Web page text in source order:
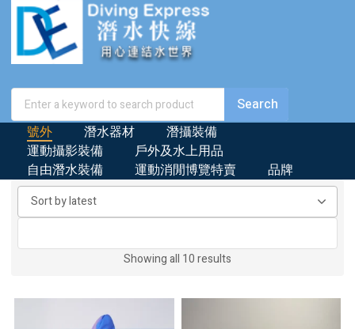
號外 潛水器材
潛攝裝備
運動攝影裝備
戶外及水上用品
自由潛水裝備
運動消閒博覽特賣 品牌
Showing all 10 results
latest